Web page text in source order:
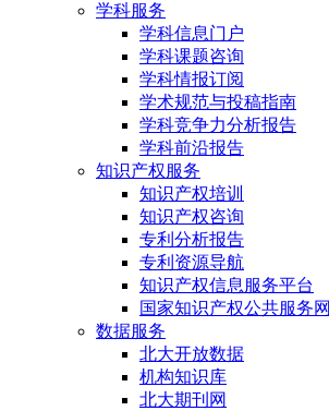
学科服务
学科信息门户
学科课题咨询
学科情报订阅
学术规范与投稿指南
学科竞争力分析报告
学科前沿报告
知识产权服务
知识产权培训
知识产权咨询
专利分析报告
专利资源导航
知识产权信息服务平台
国家知识产权公共服务网
数据服务
北大开放数据
机构知识库
北大期刊网